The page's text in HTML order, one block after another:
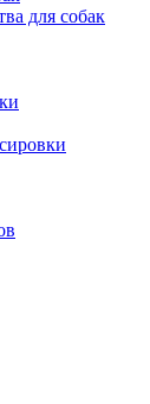
для собак